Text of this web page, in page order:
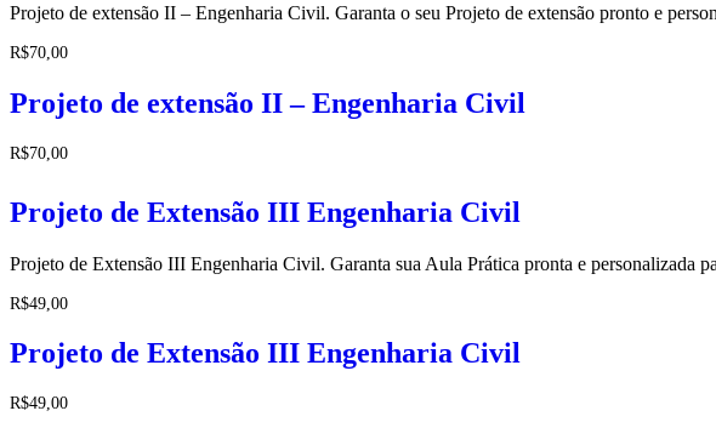
Projeto de extensão II – Engenharia Civil. Garanta o seu Projeto de extensão pronto e
R$70,00
Projeto de extensão II – Engenharia Civil
R$70,00
Projeto de Extensão III Engenharia Civil
Projeto de Extensão III Engenharia Civil. Garanta sua Aula Prática pronta e personalizada
R$49,00
Projeto de Extensão III Engenharia Civil
R$49,00